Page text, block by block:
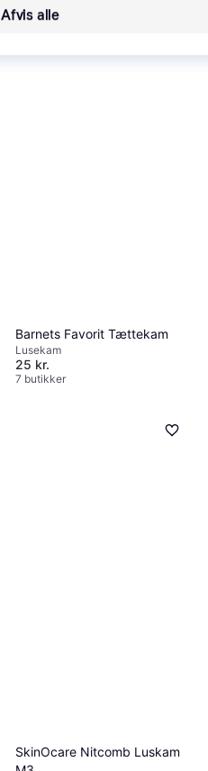
Barnets Favorit Tættekam
Lusekam
25 kr.
7 butikker
SkinOcare Nitcomb Luskam
Afvis alle